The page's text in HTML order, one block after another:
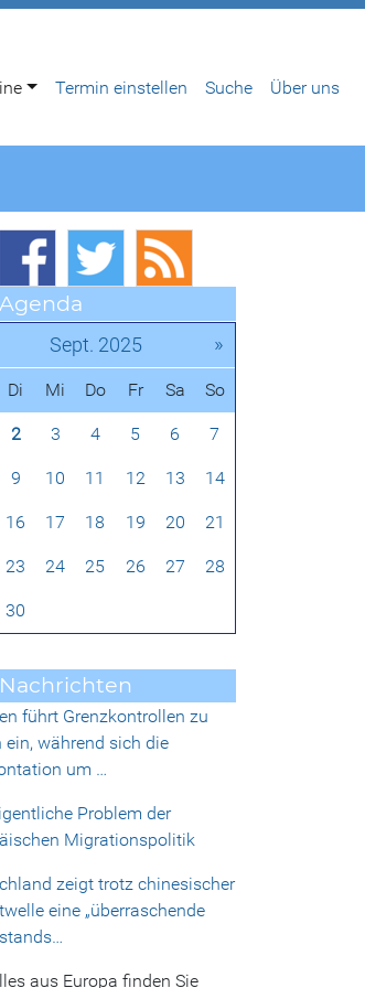
Termin einstellen Suche Über uns
Agenda
Sept. 2025 »
Di Mi Do Fr Sa So
2 3 4 5 6 7
9 10 11 12 13 14
16 17 18 19 20 21
23 24 25 26 27 28
30
Nachrichten
führt Grenzkontrollen zu
ein, während sich die
um …
Problem der
Migrationspolitik
zeigt trotz chinesischer
eine „überraschende
aus Europa finden Sie